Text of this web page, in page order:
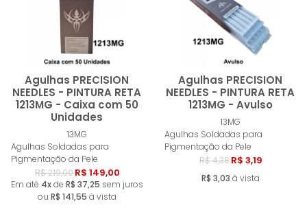
Agulhas PRECISION
NEEDLES - PINTURA RETA
1213MG - Caixa com 50
Unidades
13MG
Agulhas Soldadas para
Pigmentação da Pele
R$ 219,00R$ 149,00
Em até 4xde R$ 37,25 sem juros
ou R$ 141,55 à vista
Comprar
Agulhas PRECISION
NEEDLES - PINTURA RETA
1213MG - Avulso
13MG
Agulhas Soldadas para
Pigmentação da Pele
R$ 4,38R$ 3,19
R$ 3,03 à vista